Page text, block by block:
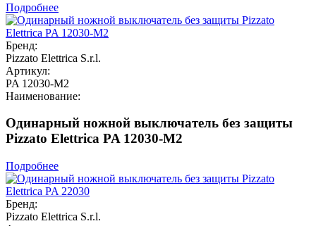
Подробнее
Бренд:
Pizzato Elettrica S.r.l.
Артикул:
PA 12030-M2
Наименование:
Одинарный ножной выключатель без защиты
Pizzato Elettrica PA 12030-M2
Подробнее
Бренд:
Pizzato Elettrica S.r.l.